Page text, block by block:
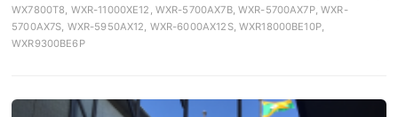
WX7800T8, WXR-11000XE12, WXR-5700AX7B, WXR-5700AX7P, WXR-
5700AX7S, WXR-5950AX12, WXR-6000AX12S, WXR18000BE10P,
WXR9300BE6P